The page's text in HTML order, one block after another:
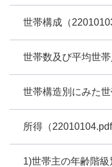
世帯構成（
世帯数及び平均世
世帯構造別にみた
所得（22010104.pdf
1)世帯主の年齢階